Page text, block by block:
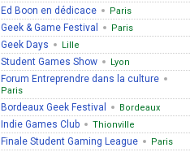
Ed Boon en dédicace
Paris
Geek & Game Festival
Paris
Geek Days
Lille
Student Games Show
Lyon
Forum Entreprendre dans la culture
Paris
Bordeaux Geek Festival
Bordeaux
Indie Games Club
Thionville
Finale Student Gaming League
Paris